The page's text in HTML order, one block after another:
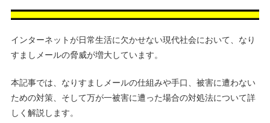
インターネットが日常生活に欠かせない現代社会において、なり
すましメールの脅威が増大しています。
本記事では、なりすましメールの仕組みや手口、被害に遭わない
ための対策、そして万が一被害に遭った場合の対処法について詳
しく解説します。